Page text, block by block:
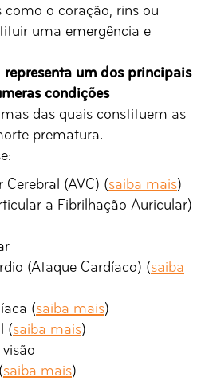
como o coração, rins ou
uma emergência e
representa um dos principais
condições
das quais constituem as
prematura.
Cerebral (AVC) (saiba mais)
a Fibrilhação Auricular)
(Ataque Cardíaco) (saiba
(saiba mais)
(saiba mais)
saiba mais)